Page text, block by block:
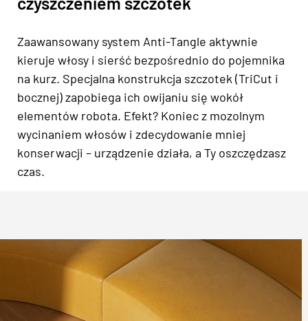
Zaawansowany system Anti-Tangle aktywnie
kieruje włosy i sierść bezpośrednio do pojemnika
na kurz. Specjalna konstrukcja szczotek (TriCut i
bocznej) zapobiega ich owijaniu się wokół
elementów robota. Efekt? Koniec z mozolnym
wycinaniem włosów i zdecydowanie mniej
konserwacji – urządzenie działa, a Ty oszczędzasz
czas.